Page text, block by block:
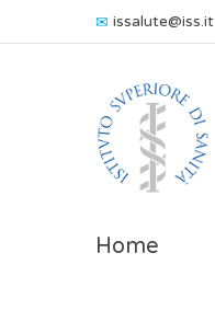
issalute@iss.it
Home